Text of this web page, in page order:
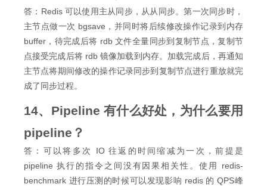
答：Redis 可以使用主从同步，从从同步。第一次同步时，
主节点做一次 bgsave，并同时将后续修改操作记录到内存
buffer，待完成后将 rdb 文件全量同步到复制节点，复制节
点接受完成后将 rdb 镜像加载到内存。加载完成后，再通知
主节点将期间修改的操作记录同步到复制节点进行重放就完
成了同步过程。
14、Pipeline 有什么好处，为什么要用
pipeline？
答：可以将多次 IO 往返的时间缩减为一次，前提是
pipeline 执行的指令之间没有因果相关性。使用 redis-
benchmark 进行压测的时候可以发现影响 redis 的 QPS峰